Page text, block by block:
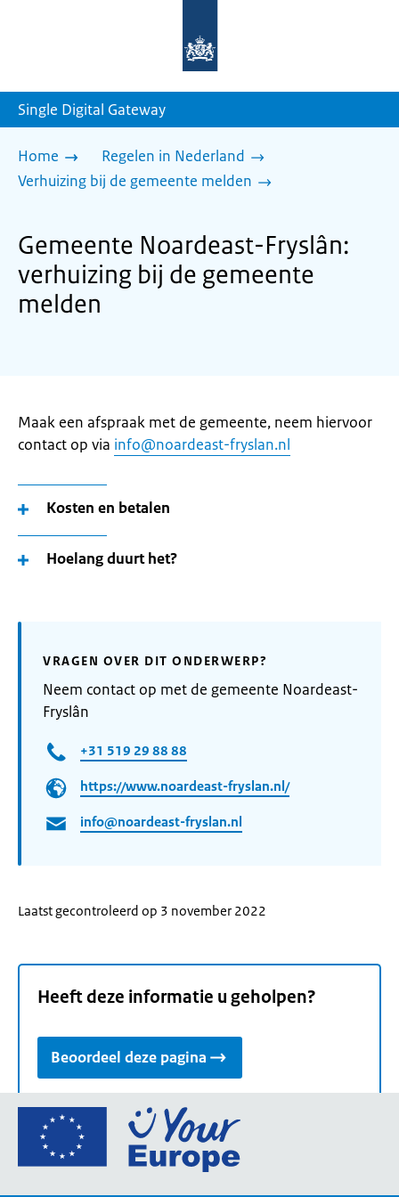
homepage
Single Digital Gateway
Home
Regelen in Nederland
Verhuizing bij de gemeente melden
Gemeente Noardeast-Fryslân:
verhuizing bij de gemeente
melden
Maak een afspraak met de gemeente, neem hiervoor
contact op via info@noardeast-fryslan.nl
Kosten en betalen
Hoelang duurt het?
VRAGEN OVER DIT ONDERWERP?
Neem contact op met de gemeente Noardeast-
Fryslân
+31 519 29 88 88
https://www.noardeast-fryslan.nl/
info@noardeast-fryslan.nl
Laatst gecontroleerd op 3 november 2022
Heeft deze informatie u geholpen?
Beoordeel deze pagina
Ga
de